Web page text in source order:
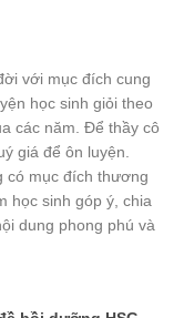
với mục đích cung
học sinh giỏi theo
các năm. Để thầy cô
giá để ôn luyện.
có mục đích thương
học sinh góp ý, chia
dung phong phú và